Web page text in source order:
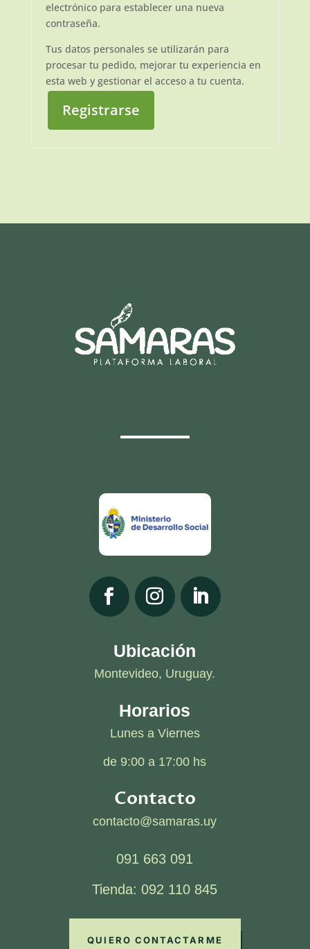
electrónico para establecer una nueva
contraseña.
Tus datos personales se utilizarán para
procesar tu pedido, mejorar tu experiencia en
esta web y gestionar el acceso a tu cuenta.
Registrarse
Ubicación
Montevideo, Uruguay.
Horarios
Lunes a Viernes
de 9:00 a 17:00 hs
Contacto
contacto@samaras.uy
091 663 091
Tienda: 092 110 845
QUIERO CONTACTARME